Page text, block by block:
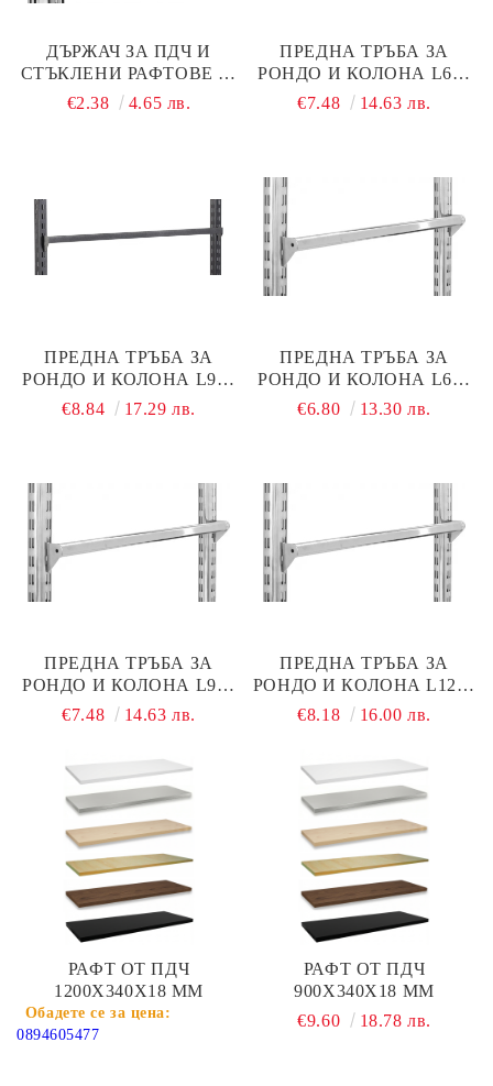
ДЪРЖАЧ ЗА ПДЧ И
СТЪКЛЕНИ РАФТОВЕ 30
СМ ХРОМ ЗА РОНДО
€2.38 4.65 лв.
ПРЕДНА ТРЪБА ЗА
РОНДО И КОЛОНА L600
ММ ЧЕРЕН МАТ
€7.48 14.63 лв.
ПРЕДНА ТРЪБА ЗА
РОНДО И КОЛОНА L900
ММ ЧЕРЕН МАТ
€8.84 17.29 лв.
ПРЕДНА ТРЪБА ЗА
РОНДО И КОЛОНА L600
ММ ХРОМ
€6.80 13.30 лв.
ПРЕДНА ТРЪБА ЗА
РОНДО И КОЛОНА L900
ММ ХРОМ
€7.48 14.63 лв.
ПРЕДНА ТРЪБА ЗА
РОНДО И КОЛОНА L1200
ММ ХРОМ
€8.18 16.00 лв.
РАФТ ОТ ПДЧ
1200Х340Х18 ММ
0894605477
РАФТ ОТ ПДЧ
900Х340Х18 ММ
€9.60
18.78 лв.